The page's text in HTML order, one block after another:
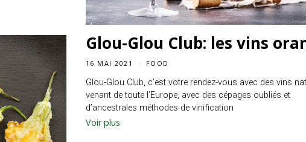
Glou-Glou Club: les vins
16 MAI 2021 FOOD
Glou-Glou Club, c’est votre rendez-vous avec des vins
venant de toute l’Europe, avec des cépages oubliés et
d’ancestrales méthodes de vinification
Voir plus